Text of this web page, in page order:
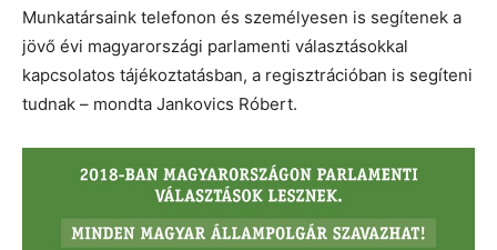
Munkatársaink telefonon és személyesen is segítenek a
jövő évi magyarországi parlamenti választásokkal
kapcsolatos tájékoztatásban, a regisztrációban is segíteni
tudnak – mondta Jankovics Róbert.